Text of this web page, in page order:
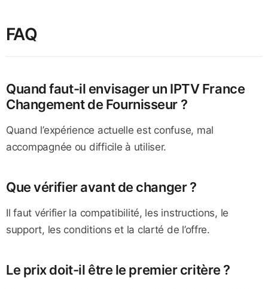
FAQ
Quand faut-il envisager un IPTV France
Changement de Fournisseur ?
Quand l’expérience actuelle est confuse, mal
accompagnée ou difficile à utiliser.
Que vérifier avant de changer ?
Il faut vérifier la compatibilité, les instructions, le
support, les conditions et la clarté de l’offre.
Le prix doit-il être le premier critère ?